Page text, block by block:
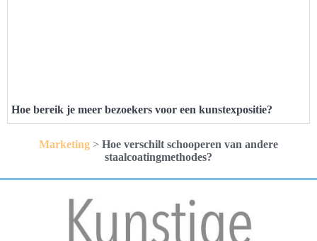
Hoe bereik je meer bezoekers voor een kunstexpositie?
Marketing > Hoe verschilt schooperen van andere
staalcoatingmethodes?